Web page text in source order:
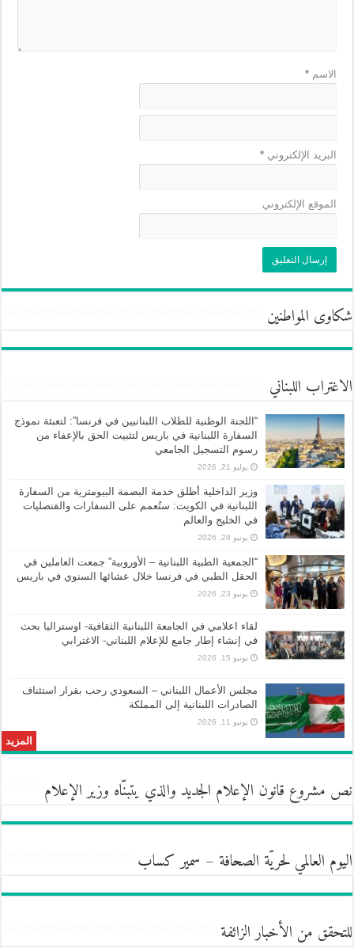
الاسم*
البريد الإلكتروني*
الموقع الإلكتروني
شكاوى المواطنين
الاغتراب اللبناني
المزيد
“اللجنة الوطنية للطلاب اللبنانيين في فرنسا”: لتعبئة نموذج
السفارة اللبنانية في باريس لتثبيت الحق بالإعفاء من
رسوم التسجيل الجامعي
يوليو 21, 2026
وزير الداخلية أطلق خدمة البصمة البيومترية من السفارة
اللبنانية في الكويت: ستُعمم على السفارات والقنصليات
في الخليج والعالم
يونيو 28, 2026
“الجمعية الطبية اللبنانية – الأوروبية” جمعت العاملين في
الحقل الطبي في فرنسا خلال عشائها السنوي في باريس
يونيو 23, 2026
لقاء اعلامي في الجامعة اللبنانية الثقافية- اوستراليا بحث
في إنشاء إطار جامع للإعلام اللبناني- الاغترابي
يونيو 15, 2026
مجلس الأعمال اللبناني – السعودي رحب بقرار استئناف
الصادرات اللبنانية إلى المملكة
يونيو 11, 2026
نص مشروع قانون الإعلام الجديد والذي يتبنّاه وزير الإعلام
اليوم العالمي لحريّة الصحافة – سمير كساب
للتحقق من الأخبار الزائفة